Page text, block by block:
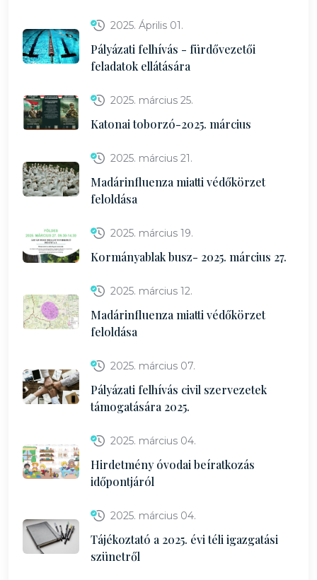
2025. Április 01.
Pályázati felhívás - fürdővezetői
feladatok ellátására
2025. március 25.
Katonai toborzó-2025. március
2025. március 21.
Madárinfluenza miatti védőkörzet
feloldása
2025. március 19.
Kormányablak busz- 2025. március 27.
2025. március 12.
Madárinfluenza miatti védőkörzet
feloldása
2025. március 07.
Pályázati felhívás civil szervezetek
támogatására 2025.
2025. március 04.
Hirdetmény óvodai beíratkozás
időpontjáról
2025. március 04.
Tájékoztató a 2025. évi téli igazgatási
szünetről